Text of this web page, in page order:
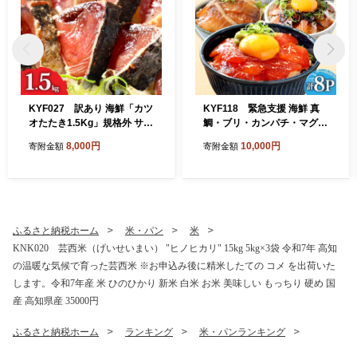
KYF027 訳あり 海鮮「カツ
オたたき1.5Kg」規格外 サイ
郷納税 ランキング 本場 高
寄附金額 8,000円
KYF118 緊急支援 海鮮 真
鯛・ブリ・カンパチ・マグロ
子の真鯛を食べて応援 養殖
寄附金額 10,000円
ふるさと納税ホーム 米・パン
米
KNK020 芸西米（げいせいまい） "ヒノヒカリ" 15kg 5kg×3袋 令和7年 高知
の温暖な気候で育った芸西米 ※お申込み後に精米したての コメ を出荷いた
します。令和7年産 米 ひのひかり 新米 白米 お米 美味しい もっちり 硬め 国
産 高知県産 35000円
ふるさと納税ホーム ランキング
米・パンランキング